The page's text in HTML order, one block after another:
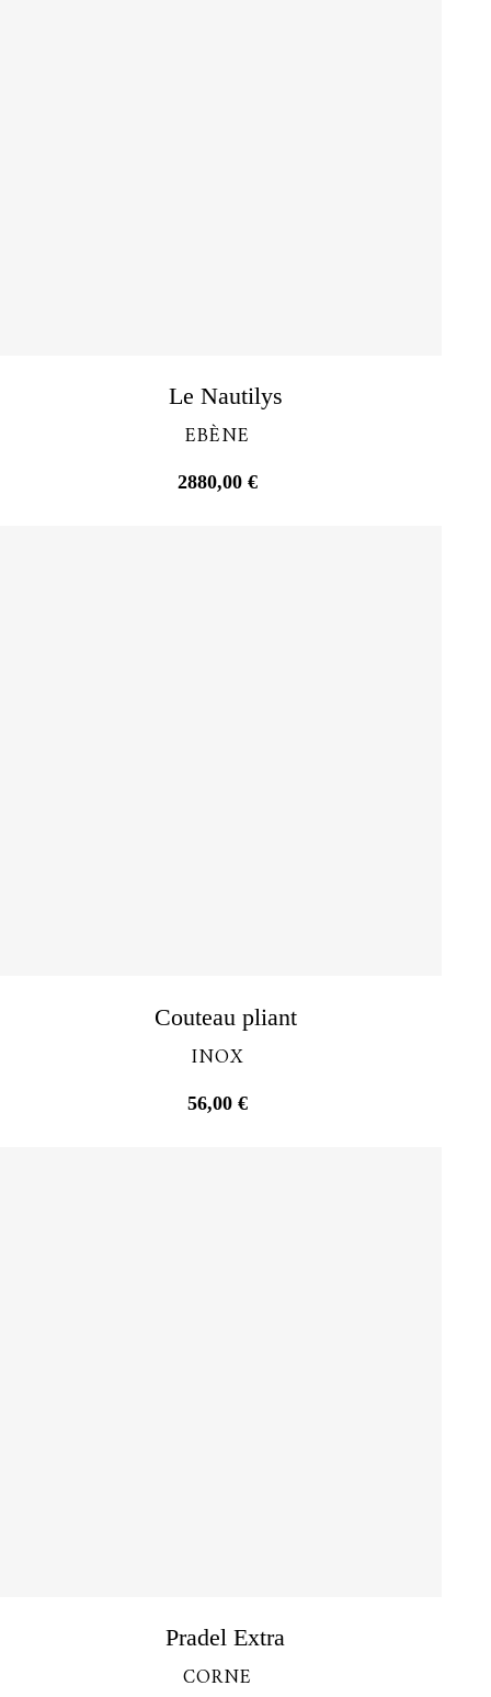
Le Nautilys
EBÈNE
2880,00 €
Couteau pliant
INOX
56,00 €
Pradel Extra
CORNE